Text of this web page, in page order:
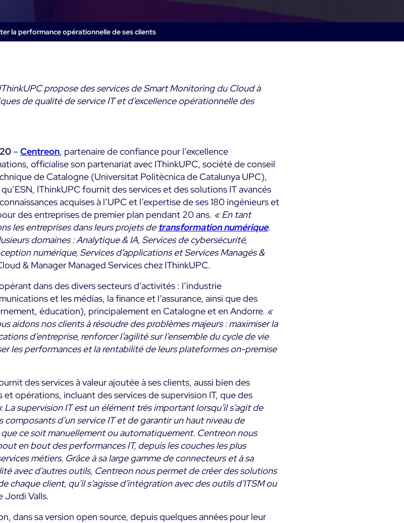
SaaS ou Self-Hosted
Fonctionnalités
Alertes et
notifications temps
réel
métier & techniques
Démo Produit
Supervision du Cloud
Tous
Santé
Education
Toutes
Kubernetes
All
la performance opérationnelle de ses clients
propose des services de Smart Monitoring du Cloud à
de qualité de service IT et d’excellence opérationnelle des
– Centreon, partenaire de confiance pour l’excellence
officialise son partenariat avec IThinkUPC, société de conseil
de Catalogne (Universitat Politècnica de Catalunya UPC),
IThinkUPC fournit des services et des solutions IT avancés
acquises à l’UPC et l’expertise de ses 180 ingénieurs et
des entreprises de premier plan pendant 20 ans. « En tant
les entreprises dans leurs projets de transformation numérique.
domaines : Analytique & IA, Services de cybersécurité,
numérique, Services d’applications et Services Managés &
& Manager Managed Services chez IThinkUPC.
dans des divers secteurs d’activités : l’industrie
et les médias, la finance et l’assurance, ainsi que des
éducation), principalement en Catalogne et en Andorre. «
aidons nos clients à résoudre des problèmes majeurs : maximiser la
d’entreprise, renforcer l’agilité sur l’ensemble du cycle de vie
les performances et la rentabilité de leurs plateformes on-premise
des services à valeur ajoutée à ses clients, aussi bien des
opérations, incluant des services de supervision IT, que des
La supervision IT est un élément très important lorsqu’il s’agit de
d’un service IT et de garantir un haut niveau de
ce soit manuellement ou automatiquement. Centreon nous
en bout des performances IT, depuis les couches les plus
métiers. Grâce à sa large gamme de connecteurs et à sa
avec d’autres outils, Centreon nous permet de créer des solutions
chaque client, qu’il s’agisse d’intégration avec des outils d’ITSM ou
Jordi Valls.
dans sa version open source, depuis quelques années pour leur